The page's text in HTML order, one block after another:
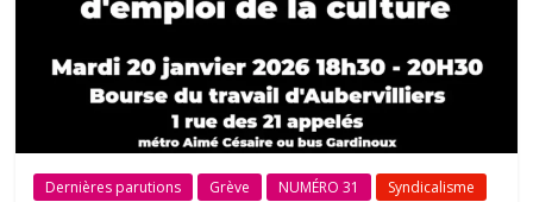
Dernières parutions Grève NUMÉRO 31 Syndicalisme